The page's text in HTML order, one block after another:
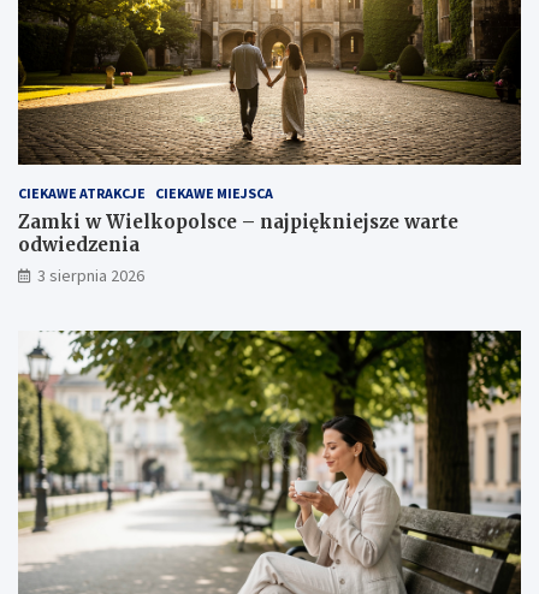
CIEKAWE ATRAKCJE CIEKAWE MIEJSCA
Zamki w Wielkopolsce – najpiękniejsze warte
odwiedzenia
3 sierpnia 2026